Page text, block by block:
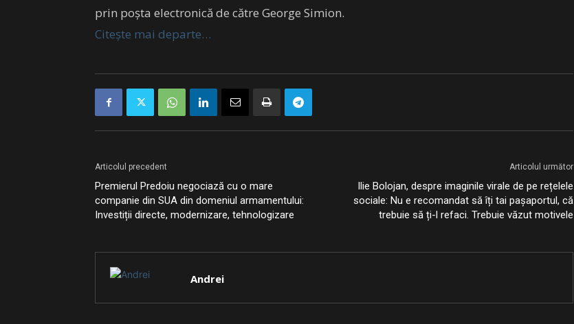
prin poșta electronică de către George Simion.
Citește mai departe…
Articolul precedent
Premierul Predoiu negociază cu o mare
companie din SUA din domeniul armamentului:
Investiții directe, modernizare, tehnologizare
Articolul următor
Ilie Bolojan, despre imaginile virale de pe rețelele
sociale: Nu e recomandat să îți tai pașaportul, că
trebuie să ți-l refaci. Trebuie văzut motivele
Andrei